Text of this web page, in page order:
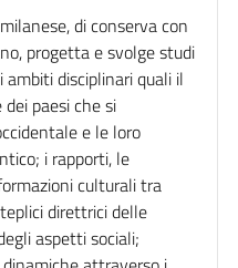
di conserva con
progetta e svolge studi
disciplinari quali il
paesi che si
e le loro
i rapporti, le
culturali tra
direttrici delle
aspetti sociali;